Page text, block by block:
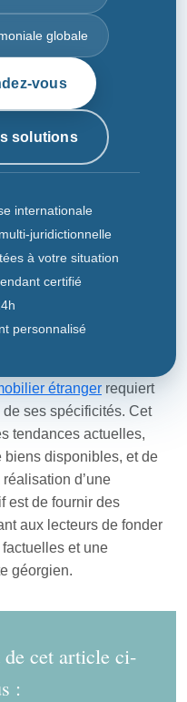
globale
vous
solutions
internationale
juridictionnelle
à votre situation
certifié
personnalisé
étranger requiert
ses spécificités. Cet
tendances actuelles,
biens disponibles, et de
d’une
est de fournir des
aux lecteurs de fonder
et une
géorgien.
de cet article ci-
: